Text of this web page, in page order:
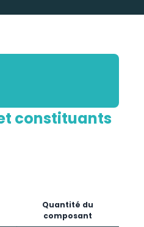
constituants
Quantité du
composant